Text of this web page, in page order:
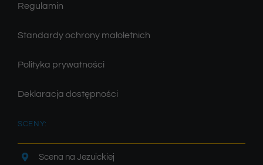
Regulamin
Standardy ochrony małoletnich
Polityka prywatności
Deklaracja dostępności
SCENY:
Scena na Jezuickiej